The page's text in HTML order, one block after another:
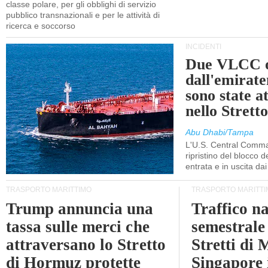
classe polare, per gli obblighi di servizio
pubblico transnazionali e per le attività di
ricerca e soccorso
INCIDENTI
Due VLCC
sono state
nello
Abu Dhabi/Tampa
L'U.S. Central
ripristino del blocco
entrata e in uscita
TRASPORTO MARITTIMO
Trump annuncia una
tassa sulle merci che
attraversano lo Stretto
di Hormuz protette
TRASPORTO
Traffico
Stretti di